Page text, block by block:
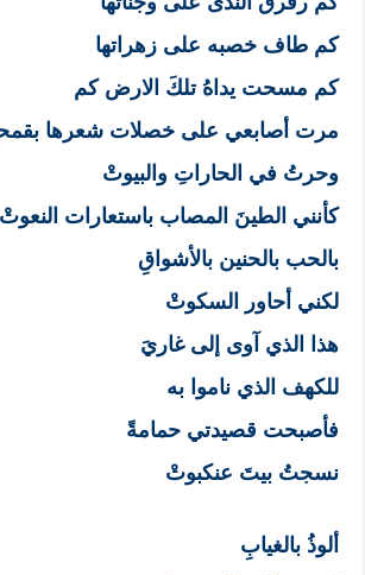
كم طاف خصبه على زهراتها
كم مسحت يداهُ تلكَ الارض كم
مرت أصابعي على خصلات شعرها
وحرتُ في الحاراتِ والبيوتْ
كأنني الطينَ المصاب باستعارات النعوتْ
بالحب بالحنين بالأشواقِ
لكني أحاور السكوتْ
هذا الذي آوى إلى غاريَ
للكهف الذي ناموا به
فأصبحت قصيدتي حمامةً
نسجتُ بيتَ عنكبوتْ
ألوذُ بالغيابِ